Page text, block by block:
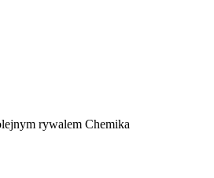
rywalem Chemika